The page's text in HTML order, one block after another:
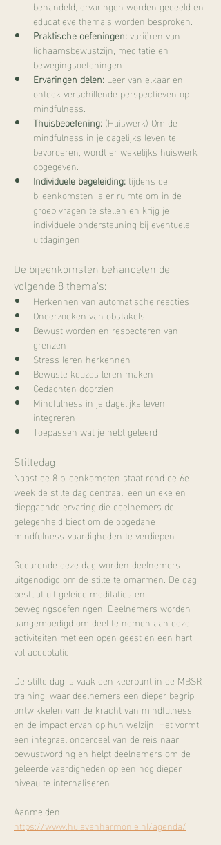
behandeld, ervaringen worden gedeeld en
educatieve thema’s worden besproken.
Praktische oefeningen: variëren van
lichaamsbewustzijn, meditatie en
bewegingsoefeningen.
Ervaringen delen: Leer van elkaar en
ontdek verschillende perspectieven op
mindfulness.
Thuisbeoefening: (Huiswerk) Om de
mindfulness in je dagelijks leven te
bevorderen, wordt er wekelijks huiswerk
opgegeven.
Individuele begeleiding: tijdens de
bijeenkomsten is er ruimte om in de
groep vragen te stellen en krijg je
individuele ondersteuning bij eventuele
uitdagingen.
De bijeenkomsten behandelen de
volgende 8 thema's:
Herkennen van automatische reacties
Onderzoeken van obstakels
Bewust worden en respecteren van
grenzen
Stress leren herkennen
Bewuste keuzes leren maken
Gedachten doorzien
Mindfulness in je dagelijks leven
integreren
Toepassen wat je hebt geleerd
Stiltedag
Naast de 8 bijeenkomsten staat rond de 6e
week de stilte dag centraal, een unieke en
diepgaande ervaring die deelnemers de
gelegenheid biedt om de opgedane
mindfulness-vaardigheden te verdiepen.
Gedurende deze dag worden deelnemers
uitgenodigd om de stilte te omarmen. De dag
bestaat uit geleide meditaties en
bewegingsoefeningen. Deelnemers worden
aangemoedigd om deel te nemen aan deze
activiteiten met een open geest en een hart
vol acceptatie.
De stilte dag is vaak een keerpunt in de MBSR-
training, waar deelnemers een dieper begrip
ontwikkelen van de kracht van mindfulness
en de impact ervan op hun welzijn. Het vormt
een integraal onderdeel van de reis naar
bewustwording en helpt deelnemers om de
geleerde vaardigheden op een nog dieper
niveau te internaliseren.
Aanmelden:
https://www.huisvanharmonie.nl/agenda/